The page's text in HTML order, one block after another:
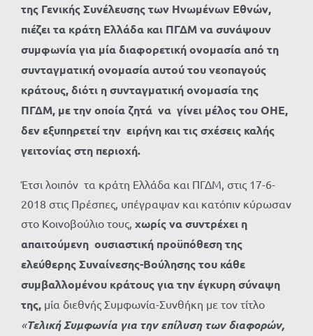
της Γενικής Συνέλευσης των Ηνωμένων Εθνών,
πιέζει τα κράτη Ελλάδα και ΠΓΔΜ να συνάψουν
συμφωνία για μία διαφορετική ονομασία από τη
συνταγματική ονομασία αυτού του νεοπαγούς
κράτους, διότι η συνταγματική ονομασία της
ΠΓΔΜ, με την οποία ζητά να γίνει μέλος του ΟΗΕ,
δεν εξυπηρετεί την ειρήνη και τις σχέσεις καλής
γειτονίας στη περιοχή.
Έτσι λοιπόν τα κράτη Ελλάδα και ΠΓΔΜ, στις 17-6-
2018 στις Πρέσπες, υπέγραψαν και κατόπιν κύρωσαν
στο Κοινοβούλιο τους, χωρίς να συντρέχει η
απαιτούμενη ουσιαστική προϋπόθεση της
ελεύθερης Συναίνεσης-Βούλησης του κάθε
συμβαλλομένου κράτους για την έγκυρη σύναψη
της, μία διεθνής Συμφωνία-Συνθήκη με τον τίτλο
«Τελική Συμφωνία για την επίλυση των διαφορών,